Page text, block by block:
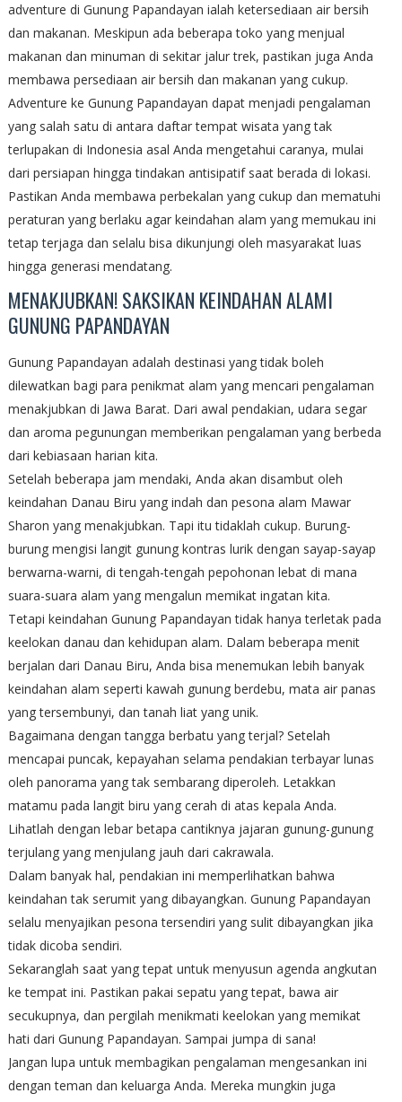
adventure di Gunung Papandayan ialah ketersediaan air bersih
dan makanan. Meskipun ada beberapa toko yang menjual
makanan dan minuman di sekitar jalur trek, pastikan juga Anda
membawa persediaan air bersih dan makanan yang cukup.
Adventure ke Gunung Papandayan dapat menjadi pengalaman
yang salah satu di antara daftar tempat wisata yang tak
terlupakan di Indonesia asal Anda mengetahui caranya, mulai
dari persiapan hingga tindakan antisipatif saat berada di lokasi.
Pastikan Anda membawa perbekalan yang cukup dan mematuhi
peraturan yang berlaku agar keindahan alam yang memukau ini
tetap terjaga dan selalu bisa dikunjungi oleh masyarakat luas
hingga generasi mendatang.
MENAKJUBKAN! SAKSIKAN KEINDAHAN ALAMI
GUNUNG PAPANDAYAN
Gunung Papandayan adalah destinasi yang tidak boleh
dilewatkan bagi para penikmat alam yang mencari pengalaman
menakjubkan di Jawa Barat. Dari awal pendakian, udara segar
dan aroma pegunungan memberikan pengalaman yang berbeda
dari kebiasaan harian kita.
Setelah beberapa jam mendaki, Anda akan disambut oleh
keindahan Danau Biru yang indah dan pesona alam Mawar
Sharon yang menakjubkan. Tapi itu tidaklah cukup. Burung-
burung mengisi langit gunung kontras lurik dengan sayap-sayap
berwarna-warni, di tengah-tengah pepohonan lebat di mana
suara-suara alam yang mengalun memikat ingatan kita.
Tetapi keindahan Gunung Papandayan tidak hanya terletak pada
keelokan danau dan kehidupan alam. Dalam beberapa menit
berjalan dari Danau Biru, Anda bisa menemukan lebih banyak
keindahan alam seperti kawah gunung berdebu, mata air panas
yang tersembunyi, dan tanah liat yang unik.
Bagaimana dengan tangga berbatu yang terjal? Setelah
mencapai puncak, kepayahan selama pendakian terbayar lunas
oleh panorama yang tak sembarang diperoleh. Letakkan
matamu pada langit biru yang cerah di atas kepala Anda.
Lihatlah dengan lebar betapa cantiknya jajaran gunung-gunung
terjulang yang menjulang jauh dari cakrawala.
Dalam banyak hal, pendakian ini memperlihatkan bahwa
keindahan tak serumit yang dibayangkan. Gunung Papandayan
selalu menyajikan pesona tersendiri yang sulit dibayangkan jika
tidak dicoba sendiri.
Sekaranglah saat yang tepat untuk menyusun agenda angkutan
ke tempat ini. Pastikan pakai sepatu yang tepat, bawa air
secukupnya, dan pergilah menikmati keelokan yang memikat
hati dari Gunung Papandayan. Sampai jumpa di sana!
Jangan lupa untuk membagikan pengalaman mengesankan ini
dengan teman dan keluarga Anda. Mereka mungkin juga